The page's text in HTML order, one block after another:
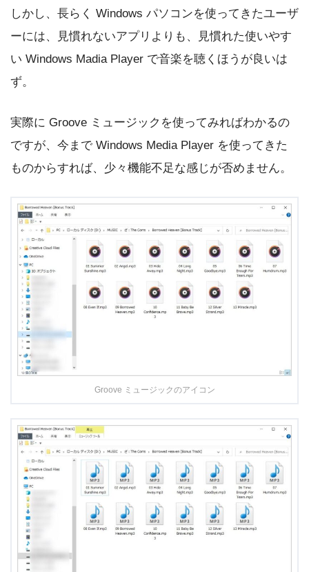
しかし、長らく Windows パソコンを使ってきたユーザ
ーには、見慣れないアプリよりも、見慣れた使いやす
い Windows Madia Player で音楽を聴くほうが良いは
ず。
実際に Groove ミュージックを使ってみればわかるの
ですが、今まで Windows Media Player を使ってきた
ものからすれば、少々機能不足な感じが否めません。
Groove ミュージックのアイコン